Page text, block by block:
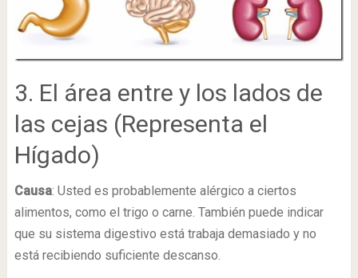
3. El área entre y los lados de
las cejas (Representa el
Hígado)
Causa: Usted es probablemente alérgico a ciertos
alimentos, como el trigo o carne. También puede indicar
que su sistema digestivo está trabaja demasiado y no
está recibiendo suficiente descanso.